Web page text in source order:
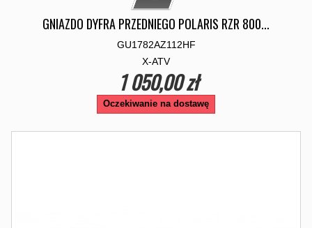
GNIAZDO DYFRA PRZEDNIEGO POLARIS RZR 800...
GU1782AZ112HF
X-ATV
1 050,00 zł
Oczekiwanie na dostawę